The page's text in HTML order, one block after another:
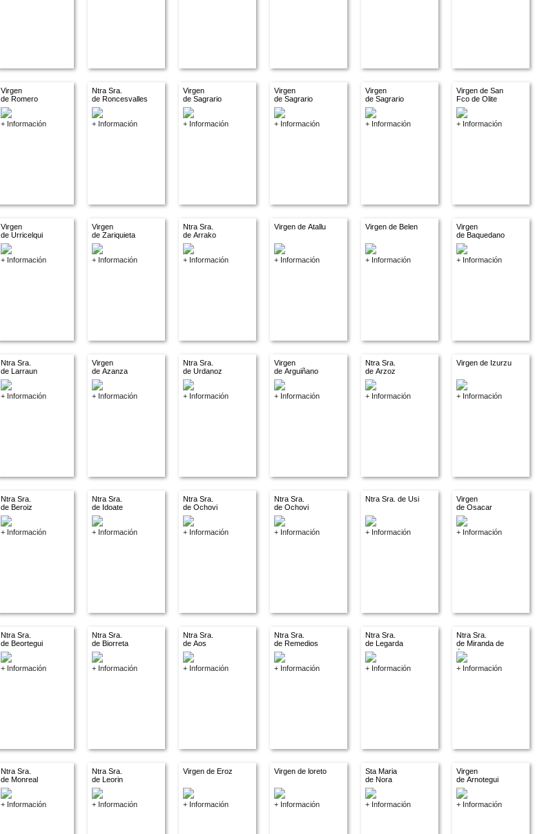
Virgen
de Romero
+ Información
Ntra Sra.
de Roncesvalles
+ Información
Virgen
de Sagrario
+ Información
Virgen
de Sagrario
+ Información
Virgen
de Sagrario
+ Información
Virgen de San
Fco de Olite
+ Información
Virgen
de Urricelqui
+ Información
Virgen
de Zariquieta
+ Información
Ntra Sra.
de Arrako
+ Información
Virgen de Atallu
+ Información
Virgen de Belen
+ Información
Virgen
de Baquedano
+ Información
Ntra Sra.
de Larraun
+ Información
Virgen
de Azanza
+ Información
Ntra Sra.
de Urdanoz
+ Información
Virgen
de Arguiñano
+ Información
Ntra Sra.
de Arzoz
+ Información
Virgen de Izurzu
+ Información
Ntra Sra.
de Beroiz
+ Información
Ntra Sra.
de Idoate
+ Información
Ntra Sra.
de Ochovi
+ Información
Ntra Sra.
de Ochovi
+ Información
Ntra Sra. de Usi
+ Información
Virgen
de Osacar
+ Información
Ntra Sra.
de Beortegui
+ Información
Ntra Sra.
de Biorreta
+ Información
Ntra Sra.
de Aos
+ Información
Ntra Sra.
de Remedios
+ Información
Ntra Sra.
de Legarda
+ Información
Ntra Sra.
de Miranda de
Arga
+ Información
Ntra Sra.
de Monreal
+ Información
Ntra Sra.
de Leorin
+ Información
Virgen de Eroz
+ Información
Virgen de loreto
+ Información
Sta Maria
de Nora
+ Información
Virgen
de Arnotegui
+ Información